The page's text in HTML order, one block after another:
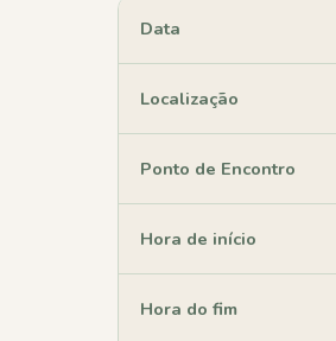
Data
Localização
Ponto de Encontro
Hora de início
Hora do fim